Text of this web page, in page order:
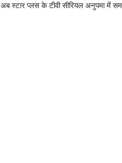
स्टार प्लस के टीवी सीरियल अनुपमा में